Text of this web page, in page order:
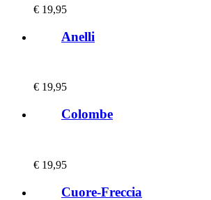
€ 19,95
Anelli
€ 19,95
Colombe
€ 19,95
Cuore-Freccia